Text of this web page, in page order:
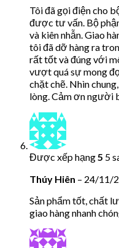
Tôi đã gọi điện cho
được tư vấn. Bộ
và kiên nhẫn. Giao
tôi đã dỡ hàng ra
rất tốt và đúng với
vượt quá sự mong
chặt chẽ. Nhìn
lòng. Cảm ơn người
Được xếp hạng5 5
Thúy Hiên – 24/11/
Sản phẩm tốt, chất
giao hàng nhanh